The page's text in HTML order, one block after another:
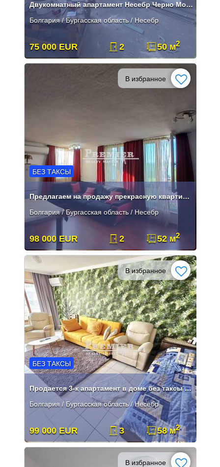
Двукомнатный апартамент Несебр Черно Море
Болгария / Бургасская область / Несебр
75 000 EUR 2 50 м2
В избранное
БЕЗ ТАКСЫ
Предлагаем на продажу прекрасную квартиру в центре Несебра.
Болгария / Бургасская область / Несебр
98 000 EUR 2 52 м2
В избранное
БЕЗ ТАКСЫ
Продается 3-к апартамент в доме без таксы в Несебре.
Болгария / Бургасская область / Несебр
99 000 EUR 3 58 м2
В избранное